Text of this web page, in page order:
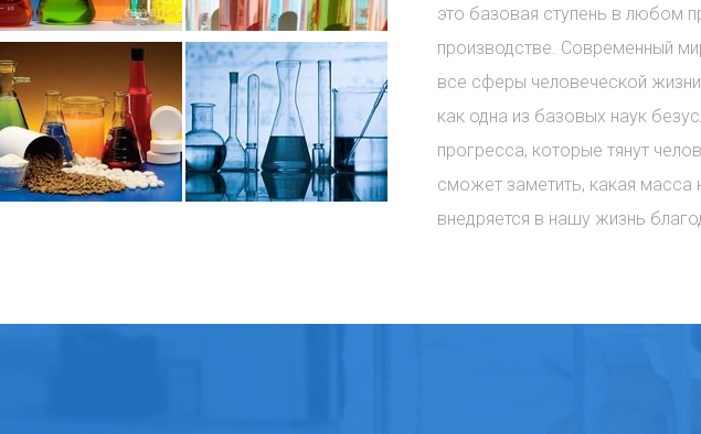
это базовая ступень в любом
производстве. Современный
все сферы человеческой
как одна из базовых наук
прогресса, которые тянут
сможет заметить, какая масса
внедряется в нашу жизнь